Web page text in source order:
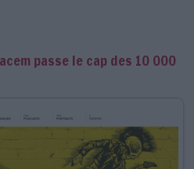
passe le cap des 10 000